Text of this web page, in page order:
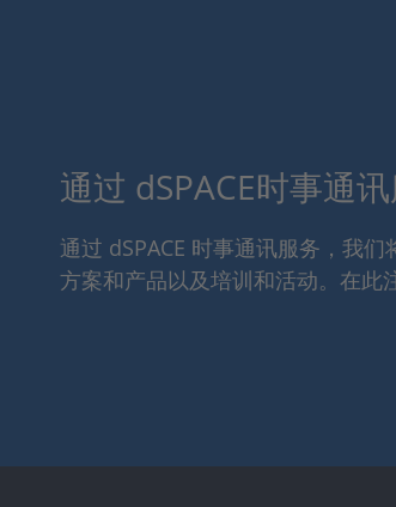
通过 dSPACE时事通
通过 dSPACE 时事通讯服务，我
方案和产品以及培训和活动。在此